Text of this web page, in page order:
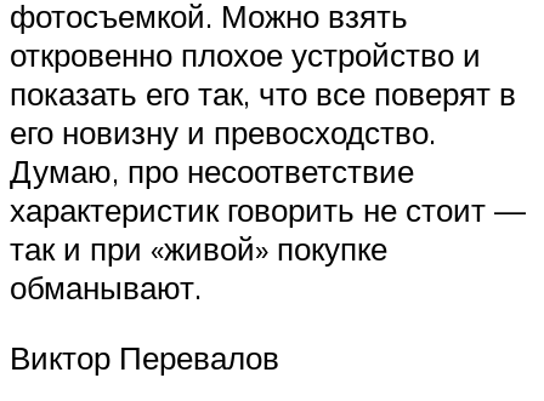
фотосъемкой. Можно взять
откровенно плохое устройство и
показать его так, что все поверят в
его новизну и превосходство.
Думаю, про несоответствие
характеристик говорить не стоит —
так и при «живой» покупке
обманывают.
Виктор Перевалов